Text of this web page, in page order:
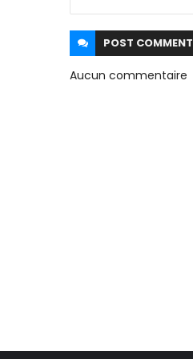
POST COMMENT
Aucun commentaire